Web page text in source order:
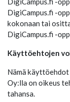
DigiCampus.fi -
kokonaan tai
DigiCampus.fi -
Käyttöehtojen
Nämä
Oy:lla on oikeus
tahansa.